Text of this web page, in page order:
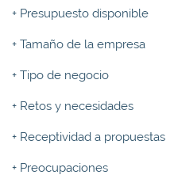
+ Presupuesto disponible
+ Tamaño de la empresa
+ Tipo de negocio
+ Retos y necesidades
+ Receptividad a propuestas
+ Preocupaciones